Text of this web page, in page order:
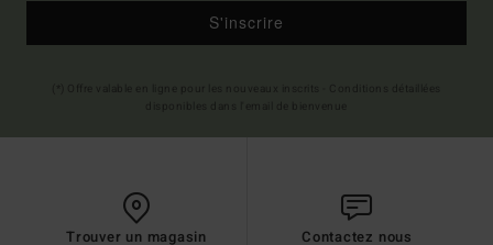
S'inscrire
Trouver un magasin Contactez nous